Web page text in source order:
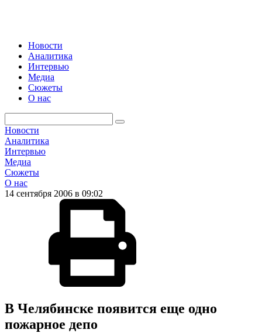
Новости
Аналитика
Интервью
Медиа
Сюжеты
О нас
Новости
Аналитика
Интервью
Медиа
Сюжеты
О нас
14 сентября 2006 в 09:02
В Челябинске появится еще одно
пожарное депо